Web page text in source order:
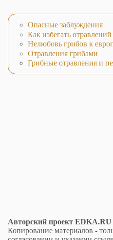
Опасные заблуждения
Как избегать
Нелюбовь грибов к
Отравления грибами
Грибные отравления и
Авторский проект EDKA.RU
Копирование материалов -